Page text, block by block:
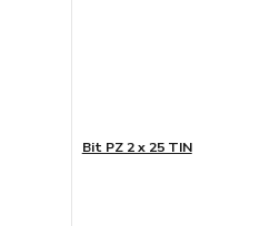
Bit PZ 2 x 25 TIN